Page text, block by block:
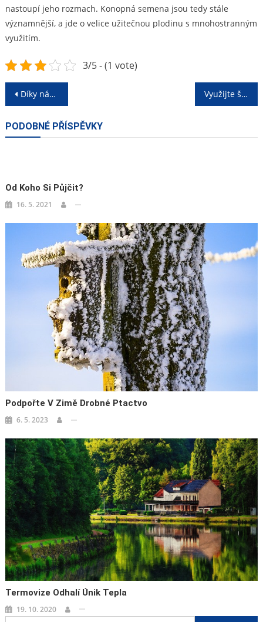
nastoupí jeho rozmach. Konopná semena jsou tedy stále
významnější, a jde o velice užitečnou plodinu s mnohostranným
využitím.
3/5 - (1 vote)
Navigace
příspěvek
Díky nám budete mít nové auto Využijte šanci získat naše plastová okna
PODOBNÉ PŘÍSPĚVKY
Od Koho Si Půjčit?
16. 5. 2021
Podpořte V Zimě Drobné Ptactvo
6. 5. 2023
Termovize Odhalí Únik Tepla
19. 10. 2020